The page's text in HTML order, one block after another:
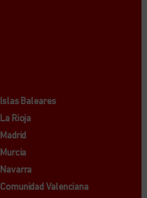
Islas Baleares
La Rioja
Madrid
Murcia
Navarra
Comunidad Valenciana